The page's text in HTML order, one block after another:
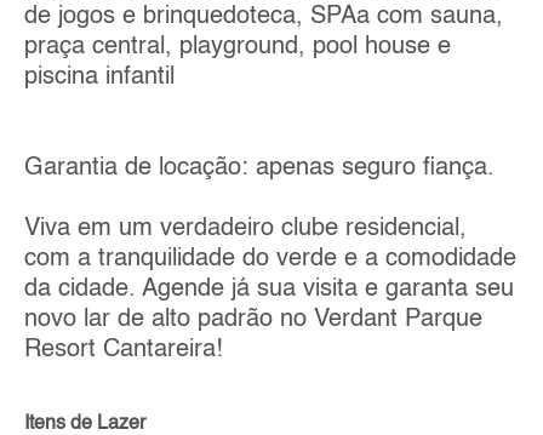
de jogos e brinquedoteca, SPAa com sauna,
praça central, playground, pool house e
piscina infantil
Garantia de locação: apenas seguro fiança.
Viva em um verdadeiro clube residencial,
com a tranquilidade do verde e a comodidade
da cidade. Agende já sua visita e garanta seu
novo lar de alto padrão no Verdant Parque
Resort Cantareira!
Itens de Lazer